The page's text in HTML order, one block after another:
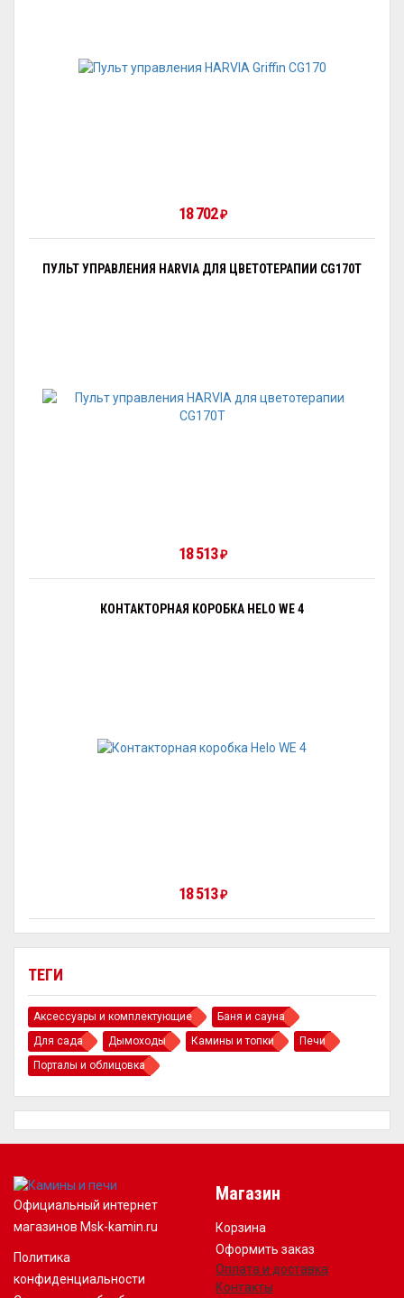
ТЕГИ
Аксессуары и комплектующие
Баня и сауна
Для сада
Дымоходы Камины и топки
Печи
Порталы и облицовка
18 702₽
ПУЛЬТ УПРАВЛЕНИЯ HARVIA ДЛЯ ЦВЕТОТЕРАПИИ CG170T
18 513₽
КОНТАКТОРНАЯ КОРОБКА HELO WE 4
18 513₽
Официальный интернет
магазинов Msk-kamin.ru
Политика
конфиденциальности
Магазин
Корзина
Оформить заказ
Оплата и доставка
Контакты